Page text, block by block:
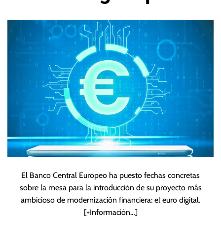
2027 y lanzamiento
en 2029
El Banco Central Europeo ha puesto fechas concretas
sobre la mesa para la introducción de su proyecto más
ambicioso de modernización financiera: el euro digital.
[+Información…]